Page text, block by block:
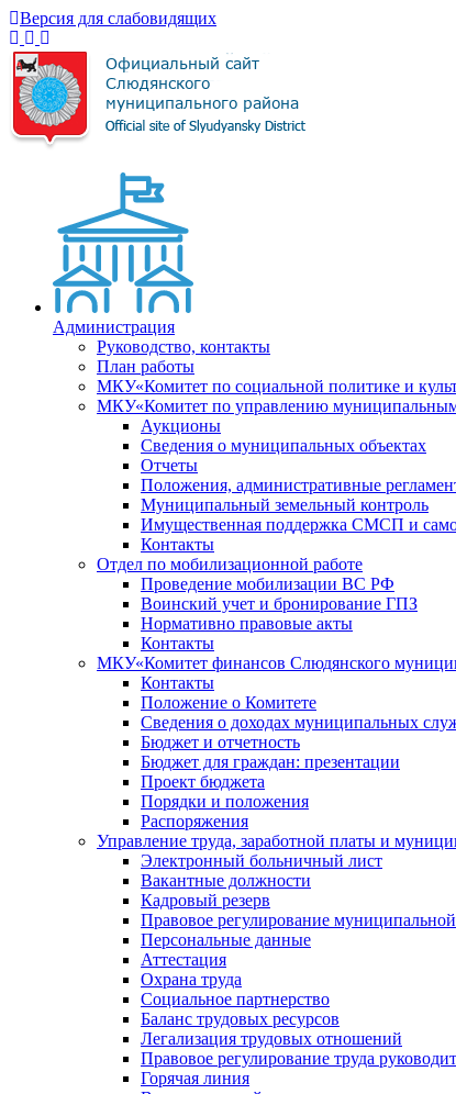
Версия для слабовидящих
Администрация
Руководство, контакты
План работы
МКУ«Комитет по социальной политике и
МКУ«Комитет по управлению
Аукционы
Сведения о муниципальных объектах
Отчеты
Положения, административные
Муниципальный земельный контроль
Имущественная поддержка СМСП и
Контакты
Отдел по мобилизационной работе
Проведение мобилизации ВС РФ
Воинский учет и бронирование ГПЗ
Нормативно правовые акты
Контакты
МКУ«Комитет финансов Слюдянского
Контакты
Положение о Комитете
Сведения о доходах муниципальных
Бюджет и отчетность
Бюджет для граждан: презентации
Проект бюджета
Порядки и положения
Распоряжения
Управление труда, заработной платы и
Электронный больничный лист
Вакантные должности
Кадровый резерв
Правовое регулирование
Персональные данные
Аттестация
Охрана труда
Социальное партнерство
Баланс трудовых ресурсов
Легализация трудовых отношений
Правовое регулирование труда
Горячая линия